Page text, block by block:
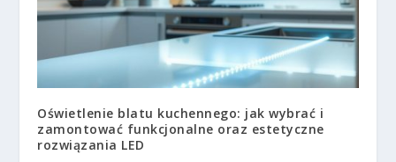
Oświetlenie blatu kuchennego: jak wybrać i
zamontować funkcjonalne oraz estetyczne
rozwiązania LED